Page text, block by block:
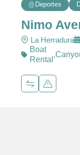
Deportes
Nimo
La Herradura
Boat
Rental
,